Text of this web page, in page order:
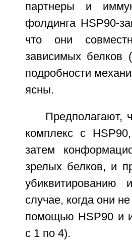
партнеры и
фолдинга HSP90-
что они
зависимых белков
подробности
ясны.
Предполагают,
комплекс с
затем
зрелых белков, и
случае, когда они
помощью HSP90 и
с 1 по 4).